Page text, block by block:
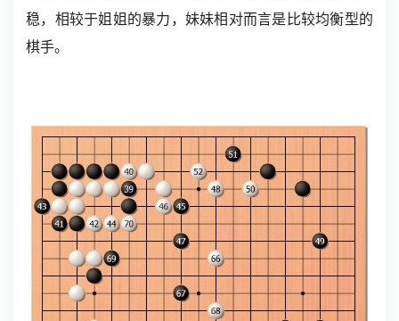
稳，相较于姐姐的暴力，妹妹相对而言是比较均衡型的
棋手。